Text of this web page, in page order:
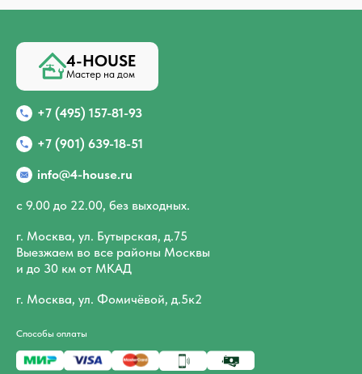
4-HOUSE
Мастер на дом
+7 (495) 157-81-93
+7 (901) 639-18-51
info@4-house.ru
с 9.00 до 22.00, без выходных.
г. Москва, ул. Бутырская, д.75
Выезжаем во все районы Москвы
и до 30 км от МКАД
г. Москва, ул. Фомичёвой, д.5к2
Способы оплаты